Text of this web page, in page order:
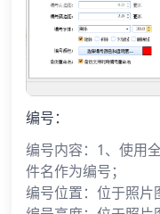
编号：
编号内容：1、使用
件名作为编号；
编号位置：位于照片